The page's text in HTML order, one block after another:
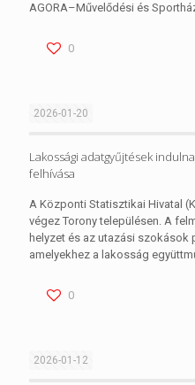
AGORA–Művelődési és
0
2026-01-20
Lakossági adatgyűjtések
felhívása
A Központi Statisztikai Hivatal
végez Torony településen. A
helyzet és az utazási szokások
amelyekhez a lakosság
0
2026-01-12